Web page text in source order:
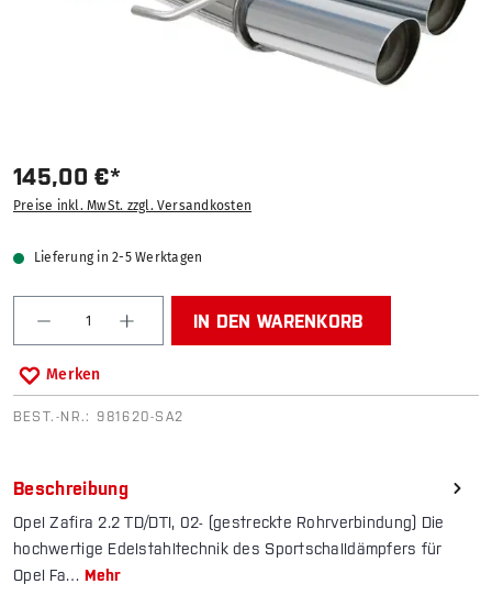
145,00 €*
Preise inkl. MwSt. zzgl. Versandkosten
Lieferung in 2-5 Werktagen
Produkt Anzahl: Gib den gewünschten Wert ein
IN DEN WARENKORB
Merken
BEST.-NR.: 981620-SA2
Beschreibung
Opel Zafira 2.2 TD/DTI, 02- (gestreckte Rohrverbindung) Die
hochwertige Edelstahltechnik des Sportschalldämpfers für
Opel Fa… Mehr